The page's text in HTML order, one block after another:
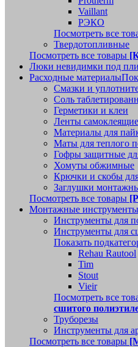
Vaillant
РЭКО
Посмотреть все
Твердотопливные
Посмотреть все товары
Люки невидимки под
Расходные материалы
Смазки и
Соль
Герметики и клеи
Ленты
Материалы для
Маты для теплого
Гофры защитные
Хомуты обжимные
Крючки и скобы
Заглушки
Посмотреть все товары
Монтажные инструменты
Инструменты для
Инструменты для
Показать
Rehau Rautool
Tim
Stout
Vieir
Посмотреть все
сшитого
Труборезы
Инструменты для
Посмотреть все товары